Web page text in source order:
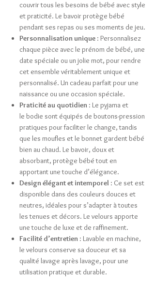
couvrir tous les besoins de bébé avec style
et praticité. Le bavoir protège bébé
pendant ses repas ou ses moments de jeu.
Personnalisation unique : Personnalisez
chaque pièce avec le prénom de bébé, une
date spéciale ou un jolie mot, pour rendre
cet ensemble véritablement unique et
personnalisé. Un cadeau parfait pour une
naissance ou une occasion spéciale.
Praticité au quotidien : Le pyjama et
le bodie sont équipés de boutons-pression
pratiques pour faciliter le change, tandis
que les moufles et le bonnet gardent bébé
bien au chaud. Le bavoir, doux et
absorbant, protège bébé tout en
apportant une touche d’élégance.
Design élégant et intemporel : Ce set est
disponible dans des couleurs douces et
neutres, idéales pour s’adapter à toutes
les tenues et décors. Le velours apporte
une touche de luxe et de raffinement.
Facilité d’entretien : Lavable en machine,
le velours conserve sa douceur et sa
qualité lavage après lavage, pour une
utilisation pratique et durable.